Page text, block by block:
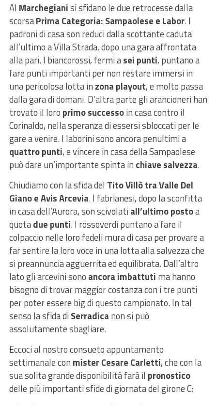
Al Marchegianisi sfidano le due retrocesse dalla
scorsaPrima Categoria: Sampaolese e Labor. I
padroni di casa son reduci dalla scottante caduta
all’ultimo a Villa Strada, dopo una gara affrontata
alla pari. I biancorossi, fermi asei punti, puntano a
fare punti importanti per non restare immersi in
una pericolosa lotta in zona playout, e molto passa
dalla gara di domani. D’altra parte gli arancioneri han
trovato il loro primo successoin casa contro il
Corinaldo, nella speranza di essersi sbloccati per le
gare a venire. I laborini sono ancora penultimi a
quattro punti, e vincere in casa della Sampaolese
può dare un’importante spinta in chiave salvezza.
Chiudiamo con la sfida del Tito Villò tra Valle Del
Giano e Avis Arcevia. I fabrianesi, dopo la sconfitta
in casa dell’Aurora, son scivolatiall’ultimo postoa
quotadue punti. I rossoverdi puntano a fare il
colpaccio nelle loro fedeli mura di casa per provare a
far sentire la loro voce in una lotta alla salvezza che
si preannuncia agguerrita ed equilibrata. Dall’altro
lato gli arcevini sono ancora imbattuti ma hanno
bisogno di trovar maggior costanza con i tre punti
per poter essere big di questo campionato. In tal
senso la sfida diSerradica non si può
assolutamente sbagliare.
Eccoci al nostro consueto appuntamento
settimanale con mister Cesare Carletti, che con la
sua solita grande disponibilità farà il pronostico
delle più importanti sfide di giornata del girone C: